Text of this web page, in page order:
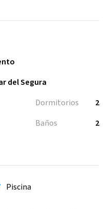
del Segura
Dormitorios
2
Baños
2
Piscina